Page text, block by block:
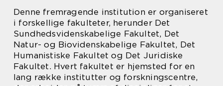
Denne fremragende institution er organiseret
i forskellige fakulteter, herunder Det
Sundhedsvidenskabelige Fakultet, Det
Natur- og Biovidenskabelige Fakultet, Det
Humanistiske Fakultet og Det Juridiske
Fakultet. Hvert fakultet er hjemsted for en
lang række institutter og forskningscentre,